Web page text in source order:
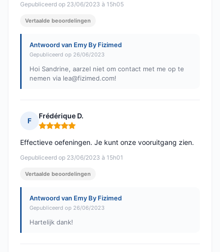
Gepubliceerd op 23/06/2023 à 15h05
Vertaalde beoordelingen
Antwoord van Emy By Fizimed
Gepubliceerd op 26/06/2023
Hoi Sandrine, aarzel niet om contact met me op te
nemen via lea@fizimed.com!
F
Frédérique D.
Opmerking: 5 van 5
Gepubliceerd op 23/06/2023 à 15h01
Effectieve oefeningen. Je kunt onze vooruitgang zien.
Vertaalde beoordelingen
Antwoord van Emy By Fizimed
Gepubliceerd op 26/06/2023
Hartelijk dank!